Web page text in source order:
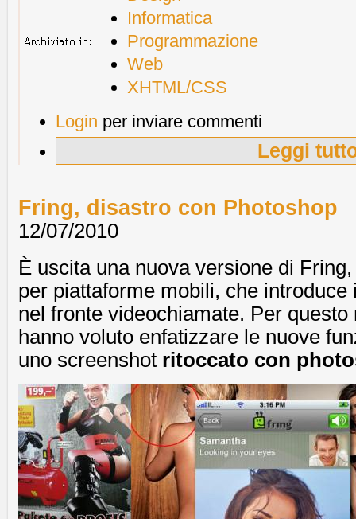
Informatica
Programmazione
Web
XHTML/CSS
Login per inviare commenti
Leggi
Fring, disastro con Photoshop
12/07/2010
È uscita una nuova versione di
per piattaforme mobili, che introduce
nel fronte videochiamate. Per
hanno voluto enfatizzare le nuove
uno screenshot ritoccato con